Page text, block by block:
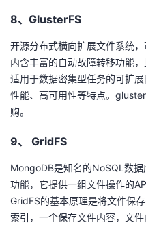
8、GlusterFS
开源分布式横向扩展文件系统
内含丰富的自动故障转移功能
适用于数据密集型任务的可扩
性能、高可用性等特点。
购。
9、 GridFS
MongoDB是知名的NoSQL数
功能，它提供一组文件操作的
GridFS的基本原理是将文件保
索引，一个保存文件内容，文